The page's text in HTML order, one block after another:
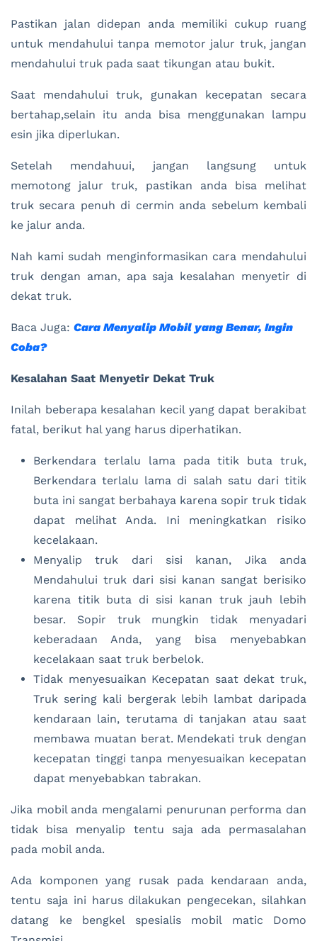
Pastikan jalan didepan anda memiliki cukup ruang
untuk mendahului tanpa memotor jalur truk, jangan
mendahului truk pada saat tikungan atau bukit.
Saat mendahului truk, gunakan kecepatan secara
bertahap,selain itu anda bisa menggunakan lampu
esin jika diperlukan.
Setelah mendahuui, jangan langsung untuk
memotong jalur truk, pastikan anda bisa melihat
truk secara penuh di cermin anda sebelum kembali
ke jalur anda.
Nah kami sudah menginformasikan cara mendahului
truk dengan aman, apa saja kesalahan menyetir di
dekat truk.
Baca Juga: Cara Menyalip Mobil yang Benar, Ingin
Coba?
Kesalahan Saat Menyetir Dekat Truk
Inilah beberapa kesalahan kecil yang dapat berakibat
fatal, berikut hal yang harus diperhatikan.
Berkendara terlalu lama pada titik buta truk,
Berkendara terlalu lama di salah satu dari titik
buta ini sangat berbahaya karena sopir truk tidak
dapat melihat Anda. Ini meningkatkan risiko
kecelakaan.
Menyalip truk dari sisi kanan, Jika anda
Mendahului truk dari sisi kanan sangat berisiko
karena titik buta di sisi kanan truk jauh lebih
besar. Sopir truk mungkin tidak menyadari
keberadaan Anda, yang bisa menyebabkan
kecelakaan saat truk berbelok.
Tidak menyesuaikan Kecepatan saat dekat truk,
Truk sering kali bergerak lebih lambat daripada
kendaraan lain, terutama di tanjakan atau saat
membawa muatan berat. Mendekati truk dengan
kecepatan tinggi tanpa menyesuaikan kecepatan
dapat menyebabkan tabrakan.
Jika mobil anda mengalami penurunan performa dan
tidak bisa menyalip tentu saja ada permasalahan
pada mobil anda.
Ada komponen yang rusak pada kendaraan anda,
tentu saja ini harus dilakukan pengecekan, silahkan
datang ke bengkel spesialis mobil matic Domo